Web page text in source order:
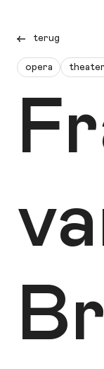
terug
opera theater